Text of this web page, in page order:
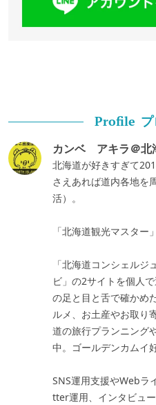
Profile
カンベ アキラ＠北
北海道が好きすぎて
さえあれば道内各地を
活）。
「北海道観光マスター
「北海道コンシェル
ビ」の2サイトを個人
の足と目と舌で確かめ
ルメ、お土産やお取り
道の旅行プランニング
中。ゴールデンカムイ
SNS運用支援やWebラ
tter運用、インタビュ